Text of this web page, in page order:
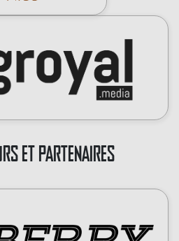
ET PARTENAIRES